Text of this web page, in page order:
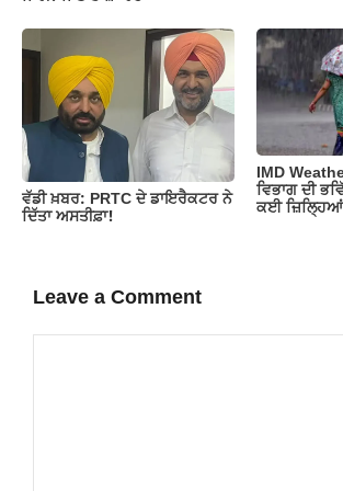
ਵੱਡੀ ਖ਼ਬਰ: PRTC ਦੇ ਡਾਇਰੈਕਟਰ ਨੇ
ਦਿੱਤਾ ਅਸਤੀਫ਼ਾ!
IMD
ਵਿਭਾਗ ਦੀ
ਕਈ ਜ਼ਿਲ੍ਹਿਆਂ
Leave a Comment